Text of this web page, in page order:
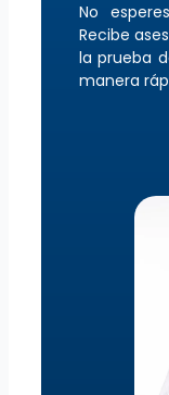
No
Recibe
la prueba
manera